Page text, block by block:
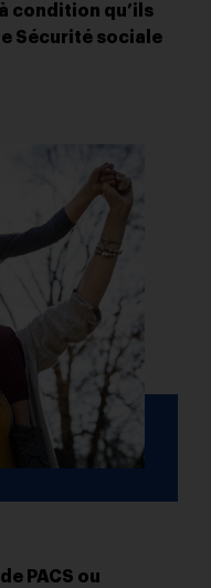
condition qu’ils
Sécurité sociale
PACS ou